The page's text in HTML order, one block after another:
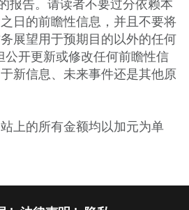
日的前瞻性信息，并且不要将
展望用于预期目的以外的任何
公开更新或修改任何前瞻性信
新信息、未来事件还是其他原
上的所有金额均以加元为单